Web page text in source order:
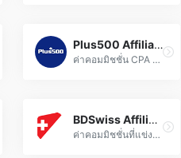
Plus500 Affiliate
ค่าคอมมิชชั่น CPA สูง เครื่องมือที่เป็นนวัตกรรม และการสนับสนุนเฉพาะทางสำหรับพันธมิตร
BDSwiss Affiliate
ค่าคอมมิชชั่นที่แข่งขันได้ พร้อมการสนับสนุนหลายช่องทางสำหรับพันธมิตรที่มีการแสดงตนออนไลน์ที่แข็งแกร่ง